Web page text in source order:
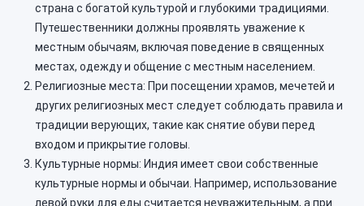
страна с богатой культурой и глубокими традициями.
Путешественники должны проявлять уважение к
местным обычаям, включая поведение в священных
местах, одежду и общение с местным населением.
Религиозные места: При посещении храмов, мечетей и
других религиозных мест следует соблюдать правила и
традиции верующих, такие как снятие обуви перед
входом и прикрытие головы.
Культурные нормы: Индия имеет свои собственные
культурные нормы и обычаи. Например, использование
левой руки для еды считается неуважительным, а при